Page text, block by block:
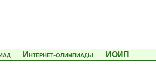
Интернет-олимпиады
ИОИП